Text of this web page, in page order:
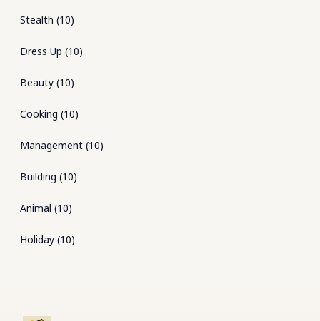
Stealth (10)
Dress Up (10)
Beauty (10)
Cooking (10)
Management (10)
Building (10)
Animal (10)
Holiday (10)